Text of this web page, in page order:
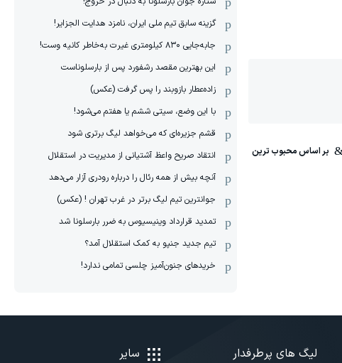
گزینه سابق تیم ملی ایران، نامزد هدایت الجزایر!
جابه‌جایی ۸۳۰ کیلومتری غیرت به‌خاطر کانیه وست!
این بهترین مقصد رشفورد پس از بارسلوناست
زاده‌عطار بازوبند را پس گرفت (عکس)
با این وضع، سیتی ششم یا هفتم می‌شود!
قشم جزیره‌ای که می‌خواهد لیگ برتری شود
انتقاد صریح واعظ آشتیانی از مدیریت در استقلال
آنچه بیش از همه رئال را درباره رودری آزار می‌دهد
جوانترین تیم لیگ برتر در غرب تهران ! (عکس)
تمدید قرارداد وینیسیوس به ضرر بارسلونا شد
تیم جدید جنپو به کمک استقلال آمد؟
خریدهای جنون‌آمیز چلسی تمامی ندارد!
لیگ های پرطرفدار سایر